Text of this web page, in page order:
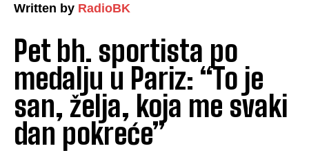
Written by RadioBK
Pet bh. sportista po
medalju u Pariz: “To je
san, želja, koja me svaki
dan pokreće”